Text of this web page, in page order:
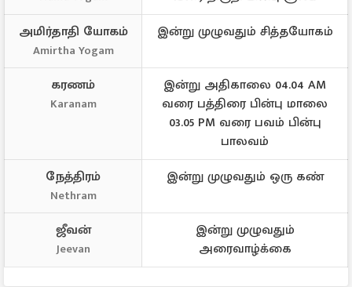
அமிர்தாதி யோகம்
Amirtha Yogam
இன்று முழுவதும் சித்தயோகம்
கரணம்
Karanam
இன்று அதிகாலை 04.04 AM
வரை பத்திரை பின்பு மாலை
03.05 PM வரை பவம் பின்பு
பாலவம்
நேத்திரம்
Nethram
இன்று முழுவதும் ஒரு கண்
ஜீவன்
Jeevan
இன்று முழுவதும்
அரைவாழ்க்கை